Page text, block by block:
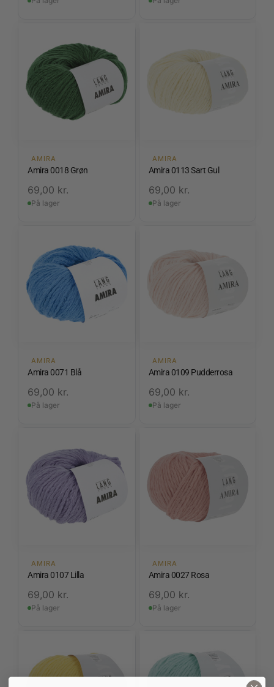
AMIRA
Amira 0018 Grøn
69,00 kr.
På lager
AMIRA
Amira 0113 Sart Gul
69,00 kr.
På lager
AMIRA
Amira 0071 Blå
69,00 kr.
På lager
AMIRA
Amira 0109 Pudderrosa
69,00 kr.
På lager
AMIRA
Amira 0107 Lilla
69,00 kr.
På lager
AMIRA
Amira 0027 Rosa
69,00 kr.
På lager